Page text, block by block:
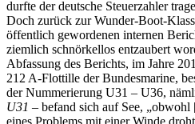
durfte der deutsche Steuerzahler
Doch zurück zur Wunder-Boot-
öffentlich gewordenen internen
ziemlich schnörkellos entzaubert
Abfassung des Berichts, im Jahre
212 A-Flottille der Bundesmarine,
der Nummerierung U31 – U36,
U31 – befand sich auf See,